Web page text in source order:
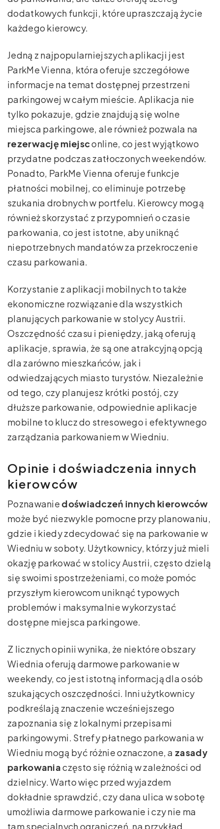
dodatkowych funkcji, które upraszczają życie
każdego kierowcy.
Jedną z najpopularniejszych aplikacji jest
ParkMe Vienna, która oferuje szczegółowe
informacje na temat dostępnej przestrzeni
parkingowej w całym mieście. Aplikacja nie
tylko pokazuje, gdzie znajdują się wolne
miejsca parkingowe, ale również pozwala na
rezerwację miejsconline, co jest wyjątkowo
przydatne podczas zatłoczonych weekendów.
Ponadto, ParkMe Vienna oferuje funkcje
płatności mobilnej, co eliminuje potrzebę
szukania drobnych w portfelu. Kierowcy mogą
również skorzystać z przypomnień o czasie
parkowania, co jest istotne, aby uniknąć
niepotrzebnych mandatów za przekroczenie
czasu parkowania.
Korzystanie z aplikacji mobilnych to także
ekonomiczne rozwiązanie dla wszystkich
planujących parkowanie w stolycy Austrii.
Oszczędność czasu i pieniędzy, jaką oferują
aplikacje, sprawia, że są one atrakcyjną opcją
dla zarówno mieszkańców, jak i
odwiedzających miasto turystów. Niezależnie
od tego, czy planujesz krótki postój, czy
dłuższe parkowanie, odpowiednie aplikacje
mobilne to klucz do stresowego i efektywnego
zarządzania parkowaniem w Wiedniu.
Opinie i doświadczenia innych
kierowców
Poznawanie doświadczeń innych kierowców
może być niezwykle pomocne przy planowaniu,
gdzie i kiedy zdecydować się na parkowanie w
Wiedniu w soboty. Użytkownicy, którzy już mieli
okazję parkować w stolicy Austrii, często dzielą
się swoimi spostrzeżeniami, co może pomóc
przyszłym kierowcom uniknąć typowych
problemów i maksymalnie wykorzystać
dostępne miejsca parkingowe.
Z licznych opinii wynika, że niektóre obszary
Wiednia oferują darmowe parkowanie w
weekendy, co jest istotną informacją dla osób
szukających oszczędności. Inni użytkownicy
podkreślają znaczenie wcześniejszego
zapoznania się z lokalnymi przepisami
parkingowymi. Strefy płatnego parkowania w
Wiedniu mogą być różnie oznaczone, a zasady
parkowaniaczęsto się różnią w zależności od
dzielnicy. Warto więc przed wyjazdem
dokładnie sprawdzić, czy dana ulica w sobotę
umożliwia darmowe parkowanie i czy nie ma
tam specjalnych ograniczeń, na przykład